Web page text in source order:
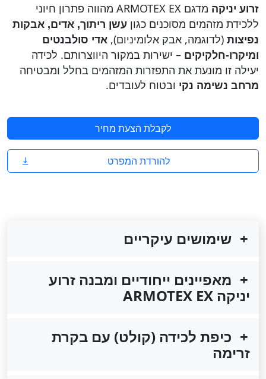
זרוע יניקה
מדגם ARMOTEX EX מהווה פתרון חיוני
ללכידת מזהמים מסוכנים כגון עשן ריתוך, אדים, אבקות
נפיצות (לדוגמה, אבק אלומיניום), אדי סולבנטים
ומיקרו-חלקיקים – ישירות במקור היווצרותם. לכידה
יעילה זו מונעת את התפזרות המזהמים בחלל ומבטיחה
מרחב נשימה נקי ובטוח לעובדים.
לקבלת הצעת מחיר
להורדת המפרט
שימושים עיקריים
מאפיינים ייחודיים ומבנה זרוע
יניקה ARMOTEX EX
כיפת לכידה (קולט) עם בקרת
זרימה